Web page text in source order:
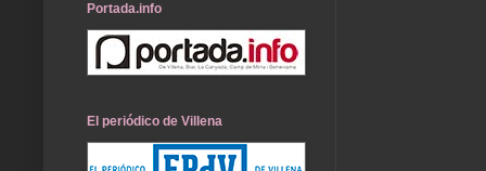
Portada.info
El periódico de Villena